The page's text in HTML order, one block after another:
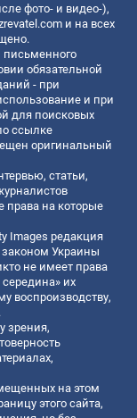
фото- и видео-),
и на всех
письменного
обязательной
- при
и при
для поисковых
ссылке
оригинальный
статьи,
на которые
Images редакция
Украины
не имеет права
их
воспроизводству,
зрения,
на этом
этого сайта,